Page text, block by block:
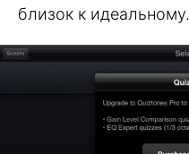
близок к идеальному.